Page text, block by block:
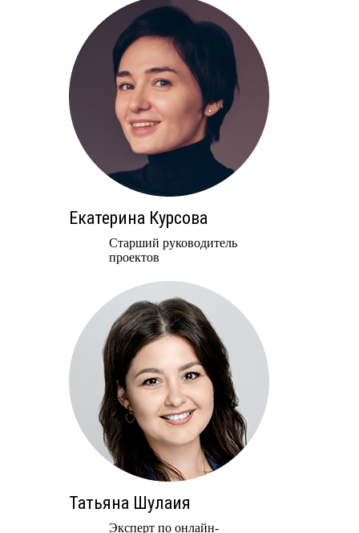
Екатерина Курсова
Старший руководитель
проектов
Татьяна Шулаия
Эксперт по онлайн-